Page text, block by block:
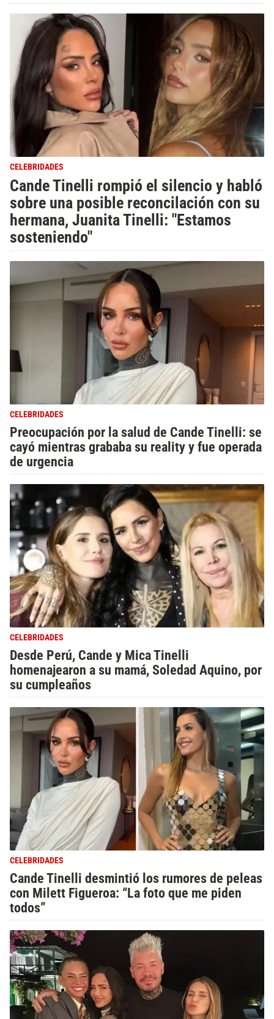
CELEBRIDADES
Cande Tinelli rompió el silencio y habló
sobre una posible reconcilación con su
hermana, Juanita Tinelli: "Estamos
sosteniendo"
CELEBRIDADES
Preocupación por la salud de Cande Tinelli: se
cayó mientras grababa su reality y fue operada
de urgencia
CELEBRIDADES
Desde Perú, Cande y Mica Tinelli
homenajearon a su mamá, Soledad Aquino, por
su cumpleaños
CELEBRIDADES
Cande Tinelli desmintió los rumores de peleas
con Milett Figueroa: “La foto que me piden
todos”